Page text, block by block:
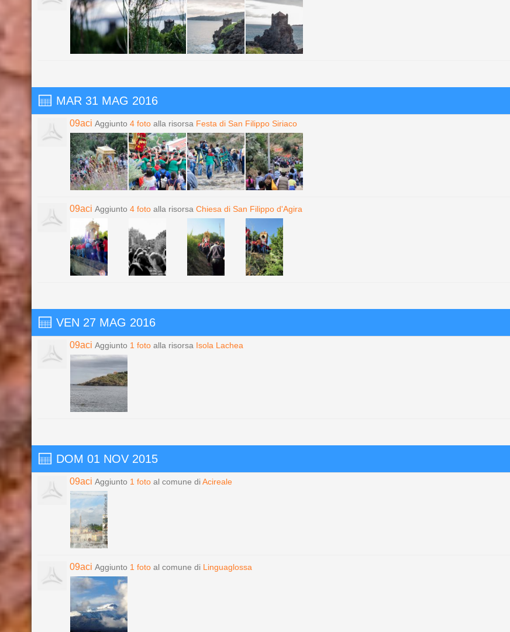
MAR 31 MAG 2016
09aci Aggiunto 4 fotoalla risorsa Festa di San Filippo Siriaco
09aci Aggiunto 4 fotoalla risorsa Chiesa di San Filippo d'Agira
VEN 27 MAG 2016
09aci Aggiunto 1 fotoalla risorsa Isola Lachea
DOM 01 NOV 2015
09aci Aggiunto 1 fotoal comune di Acireale
09aci Aggiunto 1 fotoal comune di Linguaglossa